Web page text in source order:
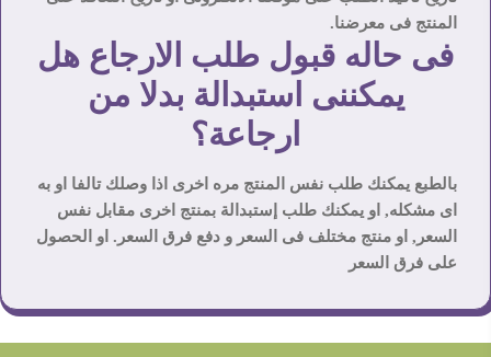
المنتج فى معرضنا.
فى حاله قبول طلب الارجاع هل
يمكننى استبدالة بدلا من
ارجاعة؟
بالطبع يمكنك طلب نفس المنتج مره اخرى اذا وصلك تالفا او به
اى مشكله, او يمكنك طلب إستبدالة بمنتج اخرى مقابل نفس
السعر, او منتج مختلف فى السعر و دفع فرق السعر. او الحصول
على فرق السعر